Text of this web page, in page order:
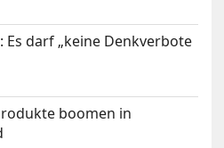
Es darf „keine Denkverbote
boomen in